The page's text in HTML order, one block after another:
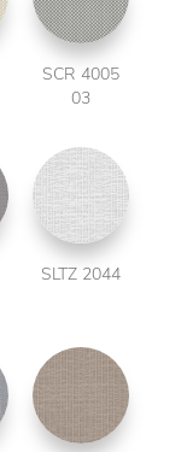
SCR 4005
03
SLTZ 2044